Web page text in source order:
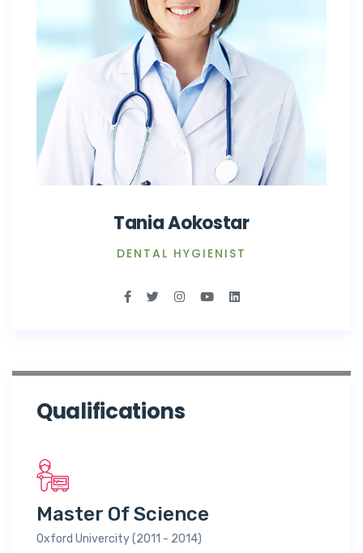
Tania Aokostar
DENTAL HYGIENIST
Qualifications
Master Of Science
Oxford Univercity (2011 - 2014)